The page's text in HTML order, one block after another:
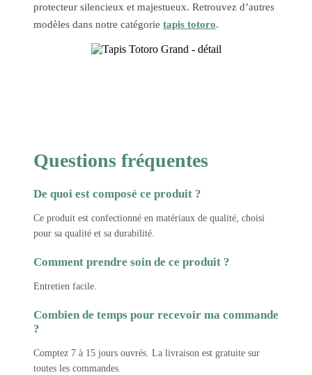
protecteur silencieux et majestueux. Retrouvez d’autres
modèles dans notre catégorie tapis totoro.
Questions fréquentes
De quoi est composé ce produit ?
Ce produit est confectionné en matériaux de qualité, choisi
pour sa qualité et sa durabilité.
Comment prendre soin de ce produit ?
Entretien facile.
Combien de temps pour recevoir ma commande
?
Comptez 7 à 15 jours ouvrés. La livraison est gratuite sur
toutes les commandes.